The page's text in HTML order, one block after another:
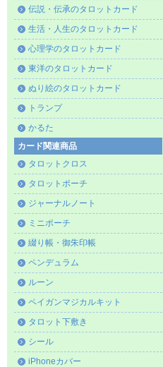
伝説・伝承のタロットカード
生活・人生のタロットカード
心理学のタロットカード
東洋のタロットカード
ぬり絵のタロットカード
トランプ
かるた
カード関連商品
タロットクロス
タロットポーチ
ジャーナルノート
ミニポーチ
綴り帳・御朱印帳
ペンデュラム
ルーン
ペイガンマジカルキット
タロット下敷き
シール
iPhoneカバー